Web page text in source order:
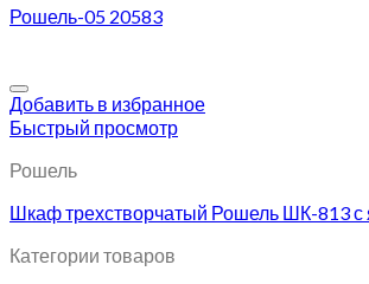
Рошель-05 20583
Добавить в избранное
Быстрый просмотр
Рошель
Шкаф трехстворчатый Рошель ШК-813
Категории товаров